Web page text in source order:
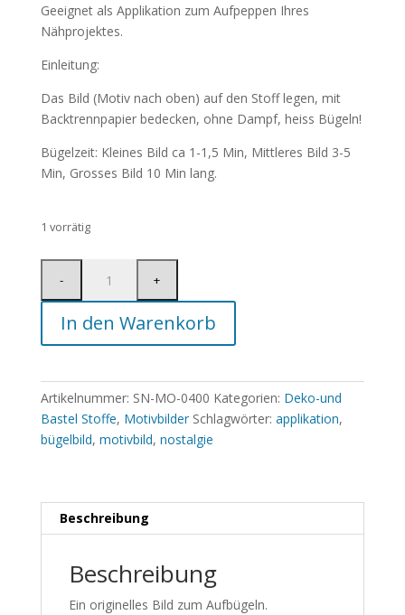
Geeignet als Applikation zum Aufpeppen Ihres
Nähprojektes.
Einleitung:
Das Bild (Motiv nach oben) auf den Stoff legen, mit
Backtrennpapier bedecken, ohne Dampf, heiss Bügeln!
Bügelzeit: Kleines Bild ca 1-1,5 Min, Mittleres Bild 3-5
Min, Grosses Bild 10 Min lang.
1 vorrätig
In den Warenkorb
Artikelnummer: SN-MO-0400 Kategorien: Deko-und
Bastel Stoffe, Motivbilder Schlagwörter: applikation,
bügelbild, motivbild, nostalgie
Beschreibung
Beschreibung
Ein originelles Bild zum Aufbügeln.